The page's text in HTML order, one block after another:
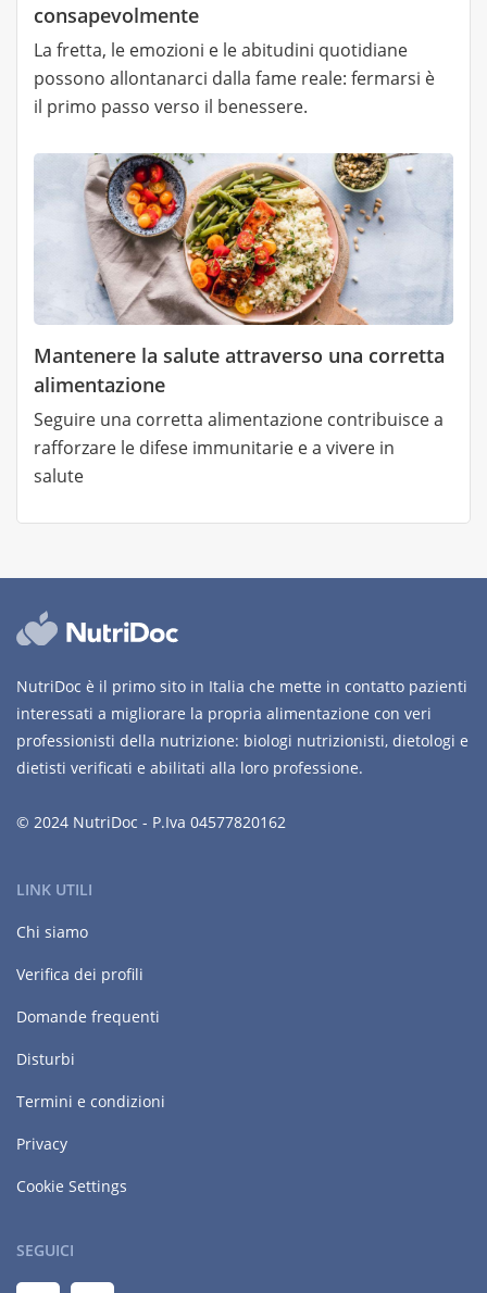
consapevolmente
La fretta, le emozioni e le abitudini quotidiane
possono allontanarci dalla fame reale: fermarsi è
il primo passo verso il benessere.
Mantenere la salute attraverso una corretta
alimentazione
Seguire una corretta alimentazione contribuisce a
rafforzare le difese immunitarie e a vivere in
salute
NutriDoc è il primo sito in Italia che mette in contatto pazienti
interessati a migliorare la propria alimentazione con veri
professionisti della nutrizione: biologi nutrizionisti, dietologi e
dietisti verificati e abilitati alla loro professione.
© 2024 NutriDoc - P.Iva 04577820162
LINK UTILI
Chi siamo
Verifica dei profili
Domande frequenti
Disturbi
Termini e condizioni
Privacy
Cookie Settings
SEGUICI